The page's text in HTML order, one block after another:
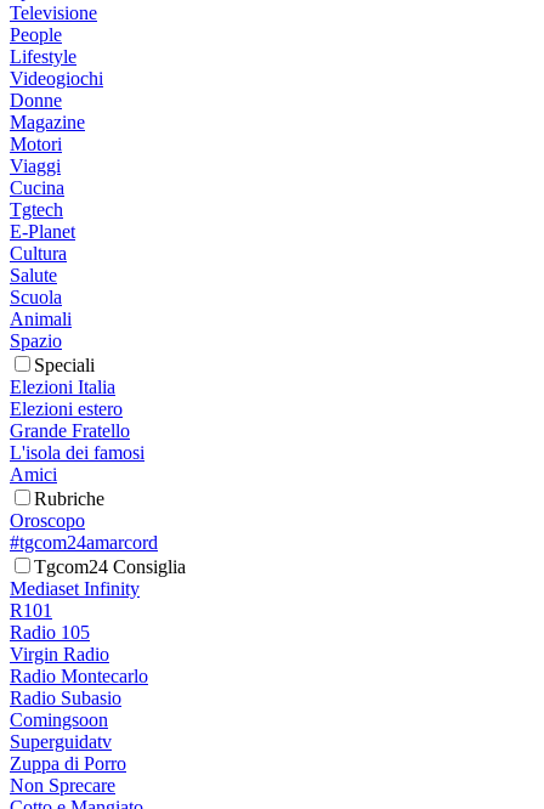
Televisione
People
Lifestyle
Videogiochi
Donne
Magazine
Motori
Viaggi
Cucina
Tgtech
E-Planet
Cultura
Salute
Scuola
Animali
Spazio
Speciali
Elezioni Italia
Elezioni estero
Grande Fratello
L'isola dei famosi
Amici
Rubriche
Oroscopo
#tgcom24amarcord
Tgcom24 Consiglia
Mediaset Infinity
R101
Radio 105
Virgin Radio
Radio Montecarlo
Radio Subasio
Comingsoon
Superguidatv
Zuppa di Porro
Non Sprecare